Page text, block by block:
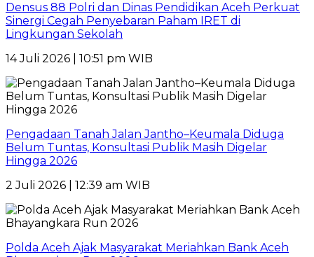
Densus 88 Polri dan Dinas Pendidikan Aceh Perkuat
Sinergi Cegah Penyebaran Paham IRET di
Lingkungan Sekolah
14 Juli 2026 | 10:51 pm WIB
Pengadaan Tanah Jalan Jantho–Keumala Diduga
Belum Tuntas, Konsultasi Publik Masih Digelar
Hingga 2026
2 Juli 2026 | 12:39 am WIB
Polda Aceh Ajak Masyarakat Meriahkan Bank Aceh